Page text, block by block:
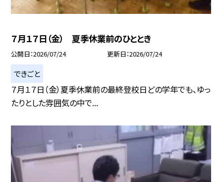
７月１７日（金） 夏季休業前のひととき
公開日 2026/07/24 更新日 2026/07/24
できごと
７月１７日（金） 夏季休業前の最終登校日どの学年でも、ゆっ
たりとした雰囲気の中で...